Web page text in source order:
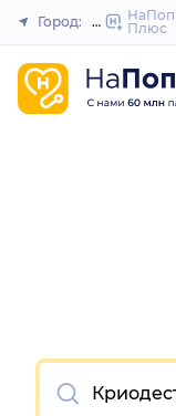
Город:
Плюс
Очистить